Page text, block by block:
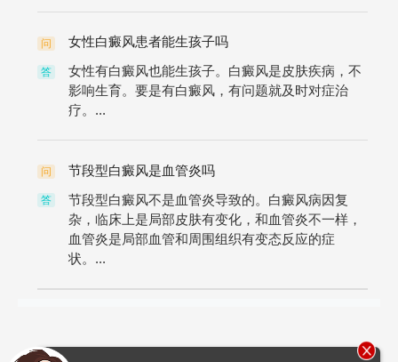
问 女性白癜风患者能生孩子吗
答
女性有白癜风也能生孩子。白癜风是皮肤疾病，不
影响生育。要是有白癜风，有问题就及时对症治
疗。...
问 节段型白癜风是血管炎吗
答
节段型白癜风不是血管炎导致的。白癜风病因复
杂，临床上是局部皮肤有变化，和血管炎不一样，
血管炎是局部血管和周围组织有变态反应的症
状。...